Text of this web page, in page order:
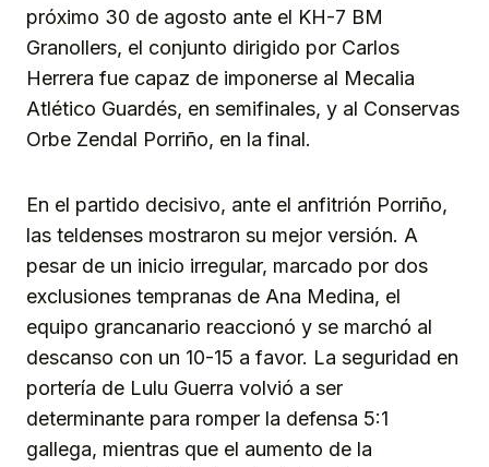
próximo 30 de agosto ante el KH-7 BM
Granollers, el conjunto dirigido por Carlos
Herrera fue capaz de imponerse al Mecalia
Atlético Guardés, en semifinales, y al Conservas
Orbe Zendal Porriño, en la final.
En el partido decisivo, ante el anfitrión Porriño,
las teldenses mostraron su mejor versión. A
pesar de un inicio irregular, marcado por dos
exclusiones tempranas de Ana Medina, el
equipo grancanario reaccionó y se marchó al
descanso con un 10-15 a favor. La seguridad en
portería de Lulu Guerra volvió a ser
determinante para romper la defensa 5:1
gallega, mientras que el aumento de la